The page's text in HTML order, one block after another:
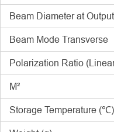
Beam Diameter at
Beam Mode Transverse
Polarization Ratio
M²
Storage Temperature (℃)